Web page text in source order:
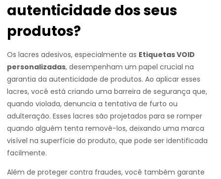
autenticidade dos seus
produtos?
Os lacres adesivos, especialmente as Etiquetas VOID
personalizadas, desempenham um papel crucial na
garantia da autenticidade de produtos. Ao aplicar esses
lacres, você está criando uma barreira de segurança que,
quando violada, denuncia a tentativa de furto ou
adulteração. Esses lacres são projetados para se romper
quando alguém tenta removê-los, deixando uma marca
visível na superfície do produto, que pode ser identificada
facilmente.
Além de proteger contra fraudes, você também garante